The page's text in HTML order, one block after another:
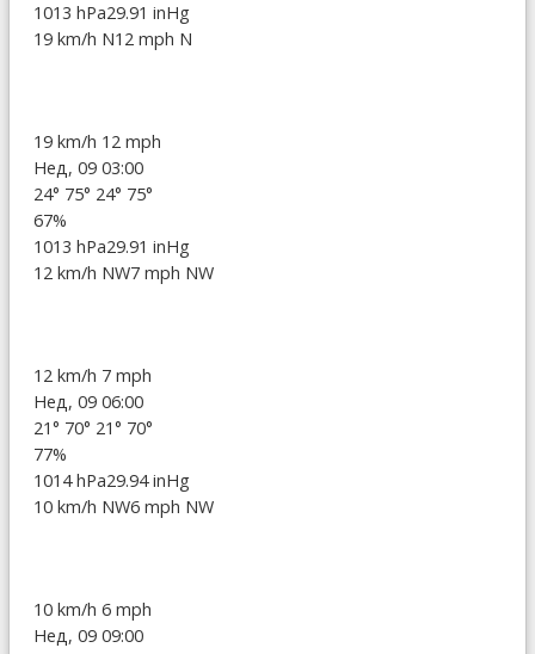
1013 hPa29.91 inHg
19 km/h N12 mph N
19 km/h 12 mph
Нед, 09 03:00
24° 75° 24° 75°
67%
1013 hPa29.91 inHg
12 km/h NW7 mph NW
12 km/h 7 mph
Нед, 09 06:00
21° 70° 21° 70°
77%
1014 hPa29.94 inHg
10 km/h NW6 mph NW
10 km/h 6 mph
Нед, 09 09:00